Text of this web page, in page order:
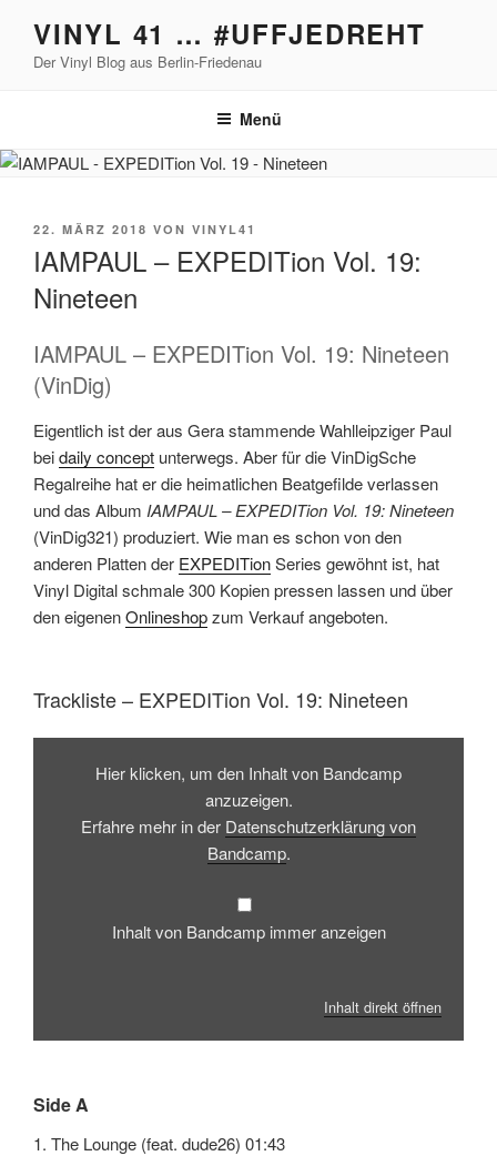
Inhalt
springen
VINYL 41 … #UFFJEDREHT
Der Vinyl Blog aus Berlin-Friedenau
Menü
VERÖFFENTLICHT
22. MÄRZ 2018 VON VINYL41
IAMPAUL – EXPEDITion Vol. 19:
Nineteen
IAMPAUL – EXPEDITion Vol. 19: Nineteen
(VinDig)
Eigentlich ist der aus Gera stammende Wahlleipziger Paul
beidaily concept unterwegs. Aber für die VinDigSche
Regalreihe hat er die heimatlichen Beatgefilde verlassen
und das Album IAMPAUL – EXPEDITion Vol. 19: Nineteen
(VinDig321) produziert. Wie man es schon von den
anderen Platten der EXPEDITionSeries gewöhnt ist, hat
Vinyl Digital schmale 300 Kopien pressen lassen und über
den eigenenOnlineshopzum Verkauf angeboten.
Trackliste – EXPEDITion Vol. 19: Nineteen
Inhalt
BandcampHier klicken, um den Inhalt von Bandcamp
anzuzeigen.
Erfahre mehr in der Datenschutzerklärung von
Bandcamp.
Inhalt von Bandcamp immer anzeigen
Inhalt direkt öffnen
Side A
1. The Lounge (feat. dude26) 01:43